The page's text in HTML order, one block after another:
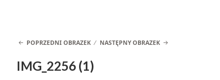
POPRZEDNI OBRAZEK NASTĘPNY OBRAZEK
IMG_2256 (1)